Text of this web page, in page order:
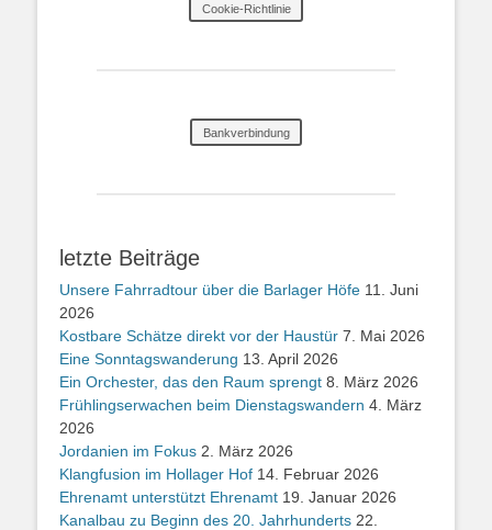
Cookie-Richtlinie
Bankverbindung
letzte Beiträge
Unsere Fahrradtour über die Barlager Höfe 11. Juni
2026
Kostbare Schätze direkt vor der Haustür 7. Mai 2026
Eine Sonntagswanderung 13. April 2026
Ein Orchester, das den Raum sprengt 8. März 2026
Frühlingserwachen beim Dienstagswandern 4. März
2026
Jordanien im Fokus 2. März 2026
Klangfusion im Hollager Hof 14. Februar 2026
Ehrenamt unterstützt Ehrenamt 19. Januar 2026
Kanalbau zu Beginn des 20. Jahrhunderts 22.